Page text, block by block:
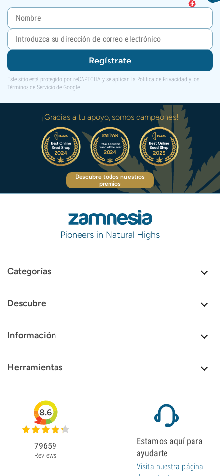
Regístrate
Este sitio está protegido por reCAPTCHA y se aplican la Política de Privacidad y los
Términos de Servicio de Google.
¡Gracias a tu apoyo, somos campeones!
Descubre todos nuestros
premios
Pioneers in Natural Highs
Categorías
Descubre
Información
Herramientas
8.6
79659
Reviews
Estamos aquí para
ayudarte
Visita nuestra página